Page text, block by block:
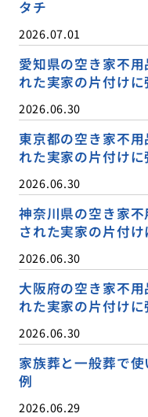
タチ
2026.07.01
愛知県の空き家不
れた実家の片付け
2026.06.30
東京都の空き家不
れた実家の片付け
2026.06.30
神奈川県の空き家
された実家の片付
2026.06.30
大阪府の空き家不
れた実家の片付け
2026.06.30
家族葬と一般葬で
例
2026.06.29